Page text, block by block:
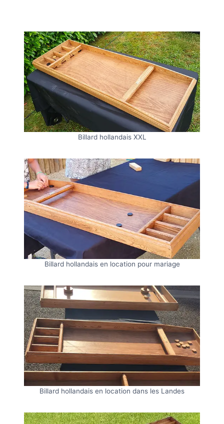
Billard hollandais XXL
Billard hollandais en location pour mariage
Billard hollandais en location dans les Landes